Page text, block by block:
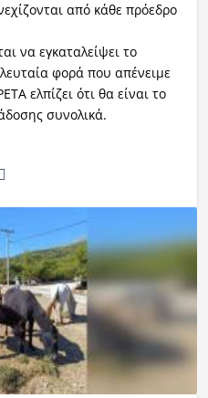
από κάθε πρόεδρο
να εγκαταλείψει το
φορά που απένειμε
ελπίζει ότι θα είναι το
συνολικά.